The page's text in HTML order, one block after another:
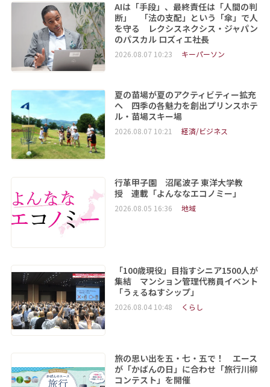
AIは「手段」、最終責任は「人間の判
断」 「法の支配」という「傘」で人
を守る レクシスネクシス・ジャパン
のパスカル ロズィエ社長
2026.08.07 10:23 キーパーソン
夏の苗場が夏のアクティビティー拡充
へ 四季の各魅力を創出プリンスホテ
ル・苗場スキー場
2026.08.07 10:21 経済/ビジネス
行革甲子園 沼尾波子 東洋大学教
授 連載「よんななエコノミー」
2026.08.05 16:36 地域
「100歳現役」目指すシニア1500人が
集結 マンション管理代務員イベント
「うぇるねすシップ」
2026.08.04 10:48 くらし
旅の思い出を五・七・五で！ エース
が「かばんの日」に合わせ「旅行川柳
コンテスト」を開催